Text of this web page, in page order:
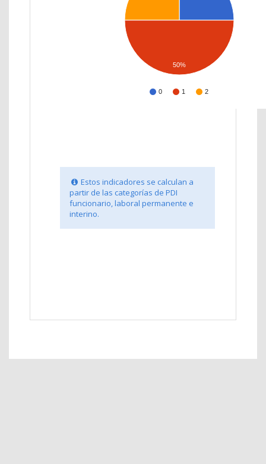
0 1 2
50%
Estos indicadores se calculan a
partir de las categorías de PDI
funcionario, laboral permanente e
interino.